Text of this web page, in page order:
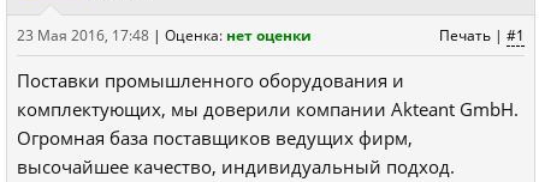
Печать | #1
23 Мая 2016, 17:48 | Оценка: нет оценки
Поставки промышленного оборудования и
комплектующих, мы доверили компании Akteant GmbH.
Огромная база поставщиков ведущих фирм,
высочайшее качество, индивидуальный подход.